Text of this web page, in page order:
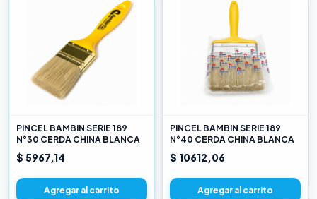
PINCEL BAMBIN SERIE 189
N°30 CERDA CHINA BLANCA
$ 5967,14
Agregar al carrito
PINCEL BAMBIN SERIE 189
N°40 CERDA CHINA BLANCA
$ 10612,06
Agregar al carrito